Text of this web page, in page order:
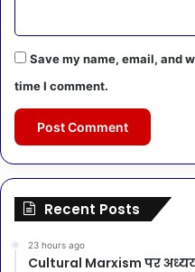
Save my name, email, and
time I comment.
Recent Posts
23 hours ago
Cultural Marxism पर